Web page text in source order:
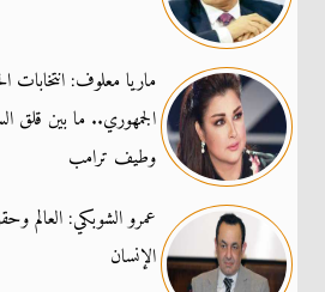
ماريا معلوف: انتخابات
الجمهوري.. ما بين قلق
وطيف ترامب
عمرو الشوبكي: العالم
الإنسان